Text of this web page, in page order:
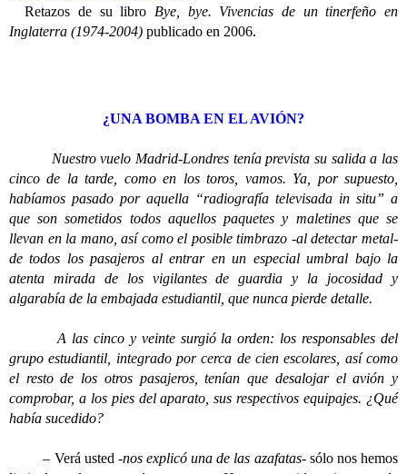
Retazos de su libro Bye, bye. Vivencias de un tinerfeño en
Inglaterra (1974-2004) publicado en 2006.
¿UNA BOMBA EN EL AVIÓN?
Nuestro vuelo Madrid-Londres tenía prevista su salida a las
cinco de la tarde, como en los toros, vamos. Ya, por supuesto,
habíamos pasado por aquella “radiografía televisada in situ” a
que son sometidos todos aquellos paquetes y maletines que se
llevan en la mano, así como el posible timbrazo -al detectar metal-
de todos los pasajeros al entrar en un especial umbral bajo la
atenta mirada de los vigilantes de guardia y la jocosidad y
algarabía de la embajada estudiantil, que nunca pierde detalle.
A las cinco y veinte surgió la orden: los responsables del
grupo estudiantil, integrado por cerca de cien escolares, así como
el resto de los otros pasajeros, tenían que desalojar el avión y
comprobar, a los pies del aparato, sus respectivos equipajes. ¿Qué
había sucedido?
– Verá usted -nos explicó una de las azafatas- sólo nos hemos